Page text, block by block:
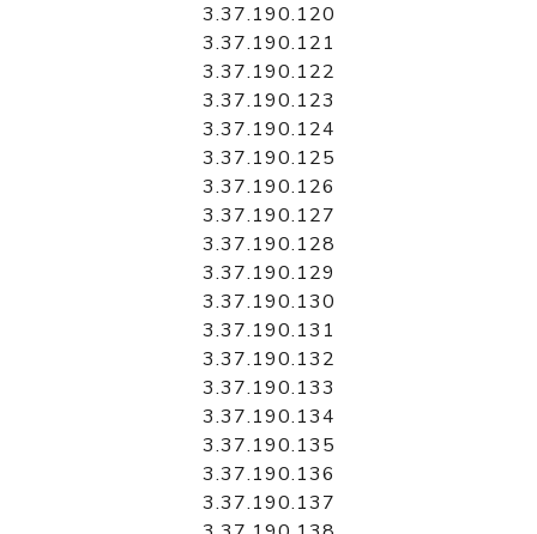
3.37.190.120
3.37.190.121
3.37.190.122
3.37.190.123
3.37.190.124
3.37.190.125
3.37.190.126
3.37.190.127
3.37.190.128
3.37.190.129
3.37.190.130
3.37.190.131
3.37.190.132
3.37.190.133
3.37.190.134
3.37.190.135
3.37.190.136
3.37.190.137